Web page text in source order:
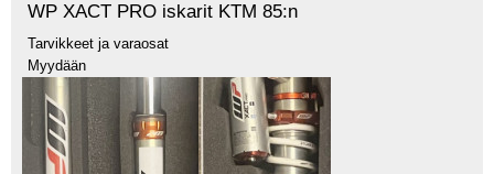
WP XACT PRO iskarit KTM 85:n
Tarvikkeet ja varaosat
Myydään